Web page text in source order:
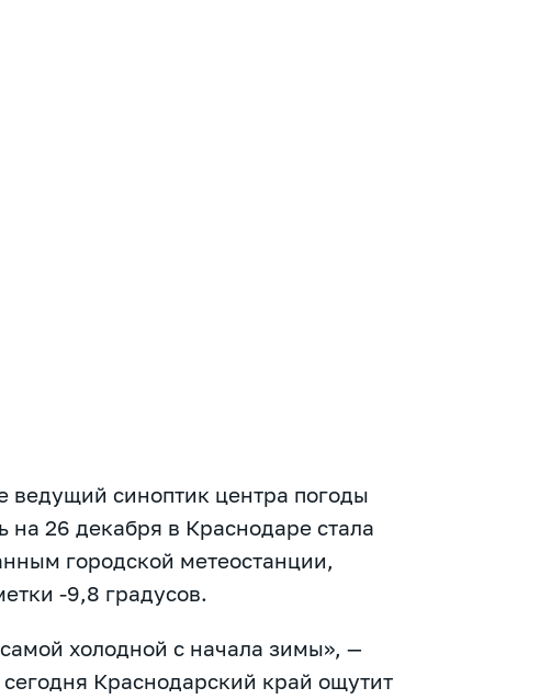
ведущий синоптик центра погоды
26 декабря в Краснодаре стала
городской метеостанции,
-9,8 градусов.
холодной с начала зимы», —
Краснодарский край ощутит